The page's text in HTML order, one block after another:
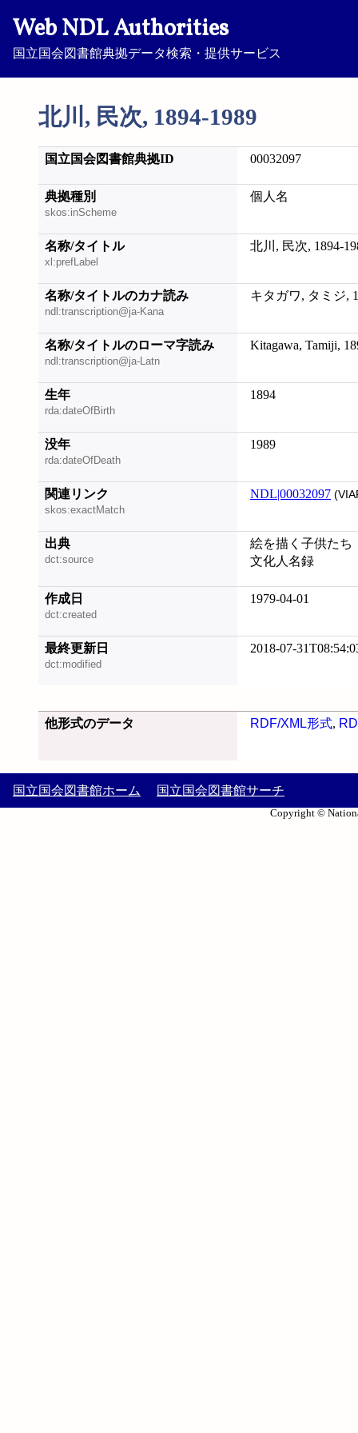
Web NDL Authorities
国立国会図書館典拠データ検索・提供サービス
北川, 民次, 1894-1989
国立国会図書館典拠ID 00032097
典拠種別
skos:inScheme
個人名
名称/タイトル
xl:prefLabel
北川, 民次, 1894-
名称/タイトルのカナ読み
ndl:transcription@ja-Kana
キタガワ, タミジ,
名称/タイトルのローマ字読み
ndl:transcription@ja-Latn
Kitagawa, Tamiji,
生年
rda:dateOfBirth
1894
没年
rda:dateOfDeath
1989
関連リンク
skos:exactMatch
NDL|00032097
出典
dct:source
絵を描く子供たち
文化人名録
作成日
dct:created
1979-04-01
最終更新日
dct:modified
2018-07-
他形式のデータ RDF/XML形式,
国立国会図書館ホーム 国立国会図書館サーチ
Copyright ©